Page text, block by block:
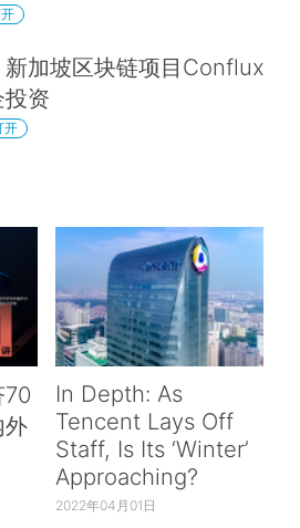
新加坡区块链项目Conflux
资
开
70
外
In Depth: As
Tencent Lays Off
Staff, Is Its ‘Winter’
Approaching?
2022年04月01日